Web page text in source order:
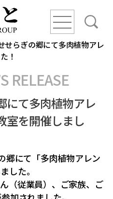
line
line
line
ース
WAY
株式会社ヤマトアグリ
社栄食
革
せらぎの郷にて多肉植物アレ
！
RELEASE
にて多肉植物アレ
室を開催しまし
郷にて「多肉植物アレン
した。
（従業員）、ご家族、ご